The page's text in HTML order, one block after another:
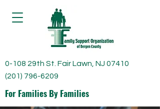
For Families By Families
0-108 29th St. Fair Lawn, NJ 07410
(201) 796-6209